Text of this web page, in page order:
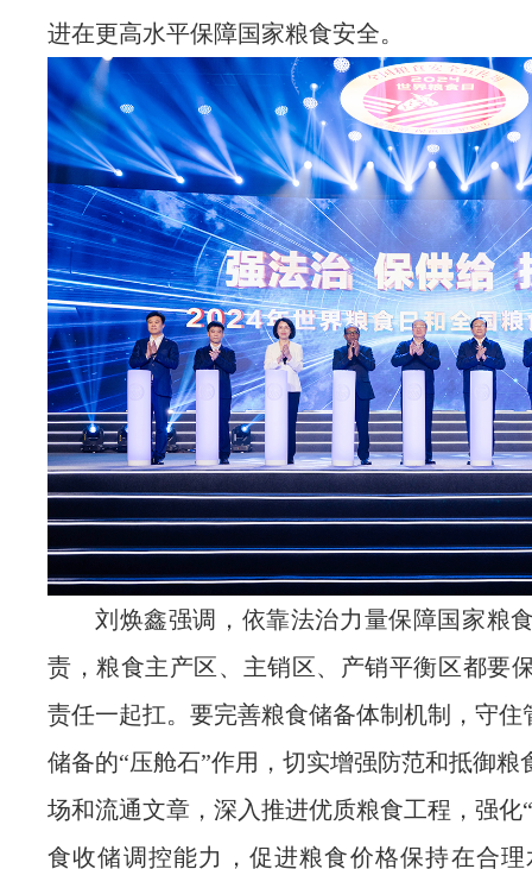
进在更高水平保障国家粮食安全。
刘焕鑫强调，依靠法治力量保障国家粮
责，粮食主产区、主销区、产销平衡区都要
责任一起扛。要完善粮食储备体制机制，守住
储备的“压舱石”作用，切实增强防范和抵御
场和流通文章，深入推进优质粮食工程，强化
食收储调控能力，促进粮食价格保持在合